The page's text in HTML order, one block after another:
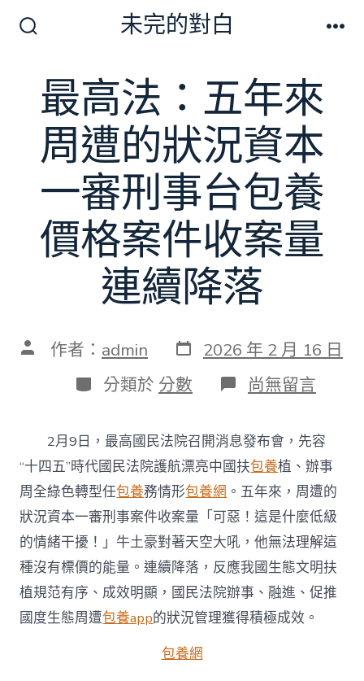
換
開
未完的對白
最高法：五年來
周遭的狀況資本
一審刑事台包養
價格案件收案量
連續降落
文 作者： admin 發
表
日
期
2026 年 2 月 16 日
分
類
分類於 分數 在
〈最
法：
五
年
來
周
遭
的
狀
況
資
本
一
審
尚無留言
2月9日，最高國民法院召開消息發布會，先容
“十四五”時代國民法院護航漂亮中國扶包養植、辦事
周全綠色轉型任包養務情形包養網 。五年來，周遭的
狀況資本一審刑事案件收案量「可惡！這是什麼低級
的情緒干擾！」牛土豪對著天空大吼，他無法理解這
種沒有標價的能量。連續降落，反應我國生態文明扶
植規范有序、成效明顯，國民法院辦事、融進、促推
國度生態周遭包養app的狀況管理獲得積極成效。
包養網